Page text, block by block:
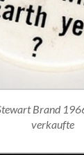
Brand
verkaufte